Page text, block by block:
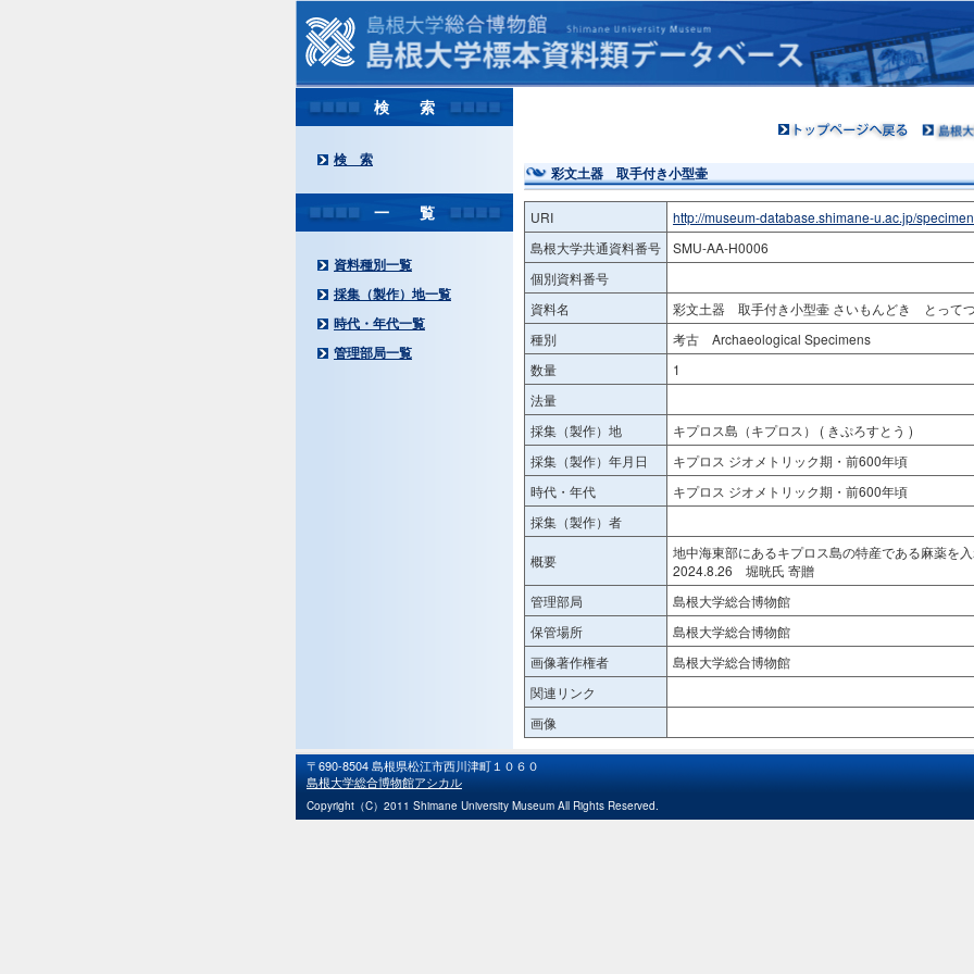
検 索
検 索
一 覧
資料種別一覧
採集（製作）地一覧
時代・年代一覧
管理部局一覧
彩文土器 取手付き小型壷
URI
http://museum-database.shimane-u.ac.jp/
島根大学共通資料番号
SMU-AA-H0006
個別資料番号
資料名
彩文土器 取手付き小型壷 さいもんどき とって
種別
考古 Archaeological Specimens
数量
1
法量
採集（製作）地
キプロス島（キプロス） ( きぷろすとう )
採集（製作）年月日
キプロス ジオメトリック期・前600年頃
時代・年代
キプロス ジオメトリック期・前600年頃
採集（製作）者
概要
地中海東部にあるキプロス島の特産である麻薬を
2024.8.26 堀晄氏 寄贈
管理部局
島根大学総合博物館
保管場所
島根大学総合博物館
画像著作権者
島根大学総合博物館
関連リンク
画像
〒690-8504 島根県松江市西川津町１０６０
島根大学総合博物館アシカル
Copyright（C）2011 Shimane University Museum All Rights Reserved.